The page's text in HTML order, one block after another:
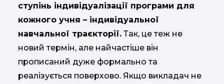
ступінь індивідуалізації програми для
кожного учня – індивідуальної
навчальної траєкторії. Так, це теж не
новий термін, але найчастіше він
прописаний дуже формально та
реалізується поверхово. Якщо викладач не